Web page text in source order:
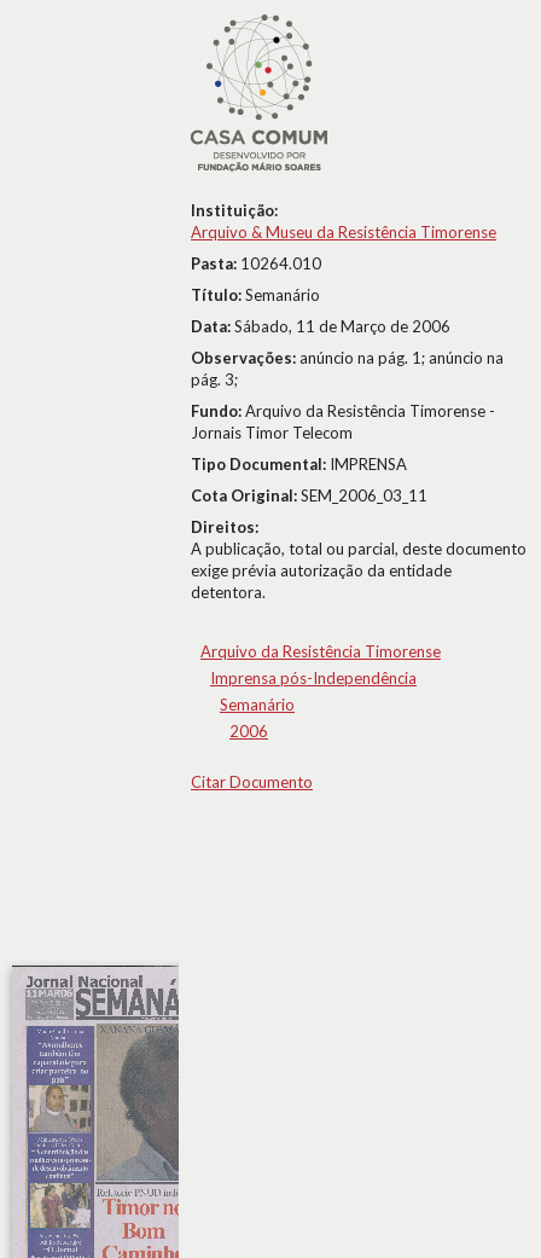
Instituição:
Arquivo & Museu da Resistência Timorense
Pasta: 10264.010
Título:Semanário
Data:Sábado, 11 de Março de 2006
Observações:anúncio na pág. 1; anúncio na
pág. 3;
Fundo:Arquivo da Resistência Timorense -
Jornais Timor Telecom
Tipo Documental: IMPRENSA
Cota Original:SEM_2006_03_11
Direitos:
A publicação, total ou parcial, deste documento
exige prévia autorização da entidade
detentora.
Arquivo da Resistência Timorense
Imprensa pós-Independência
Semanário
2006
Citar Documento